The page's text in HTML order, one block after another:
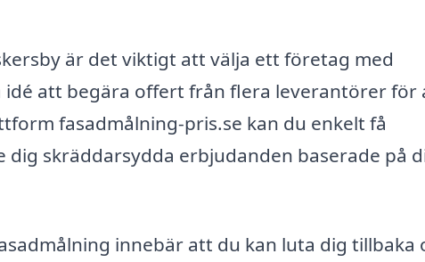
är det viktigt att välja ett företag med
att begära offert från flera leverantörer för
fasadmålning-pris.se kan du enkelt få
skräddarsydda erbjudanden baserade på
innebär att du kan luta dig tillbaka